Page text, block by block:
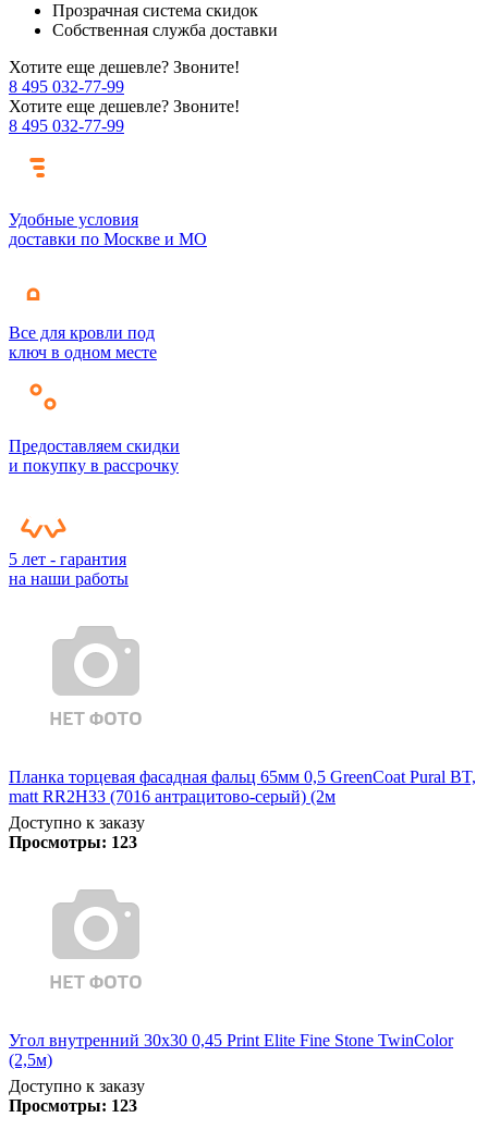
Прозрачная система скидок
Собственная служба доставки
Хотите еще дешевле? Звоните!
8 495 032-77-99
Хотите еще дешевле? Звоните!
8 495 032-77-99
Удобные условия
доставки по Москве и МО
Все для кровли под
ключ в одном месте
Предоставляем скидки
и покупку в рассрочку
5 лет - гарантия
на наши работы
Планка торцевая фасадная фальц 65мм 0,5 GreenCoat Pural BT,
matt RR2H33 (7016 антрацитово-серый) (2м
Доступно к заказу
Просмотры: 123
Угол внутренний 30х30 0,45 Print Elite Fine Stone TwinColor
(2,5м)
Доступно к заказу
Просмотры: 123